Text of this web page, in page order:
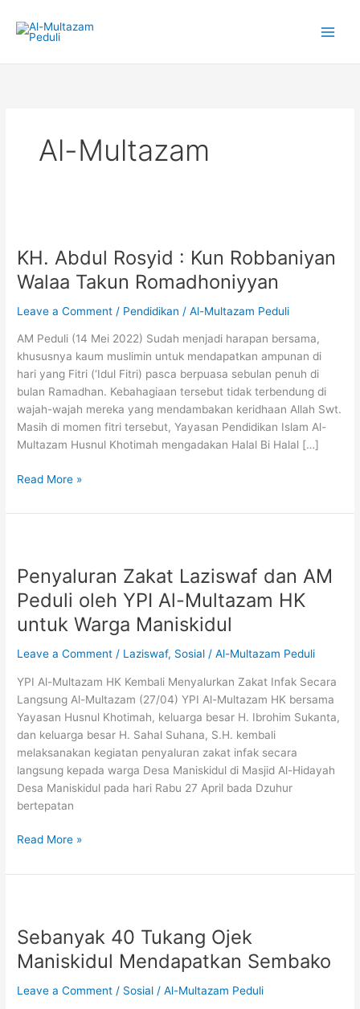
content
Al-Multazam
KH. Abdul Rosyid : Kun Robbaniyan
Walaa Takun Romadhoniyyan
Leave a Comment / Pendidikan /Al-Multazam Peduli
AM Peduli (14 Mei 2022) Sudah menjadi harapan bersama,
khususnya kaum muslimin untuk mendapatkan ampunan di
hari yang Fitri (‘Idul Fitri) pasca berpuasa sebulan penuh di
bulan Ramadhan. Kebahagiaan tersebut tidak terbendung di
wajah-wajah mereka yang mendambakan keridhaan Allah Swt.
Masih di momen fitri tersebut, Yayasan Pendidikan Islam Al-
Multazam Husnul Khotimah mengadakan Halal Bi Halal […]
Rosyid
:
Kun
Robbaniyan
Takun
Romadhoniyyan
Read More »
Penyaluran Zakat Laziswaf dan AM
Peduli oleh YPI Al-Multazam HK
untuk Warga Maniskidul
Leave a Comment / Laziswaf, Sosial /Al-Multazam Peduli
YPI Al-Multazam HK Kembali Menyalurkan Zakat Infak Secara
Langsung Al-Multazam (27/04) YPI Al-Multazam HK bersama
Yayasan Husnul Khotimah, keluarga besar H. Ibrohim Sukanta,
dan keluarga besar H. Sahal Suhana, S.H. kembali
melaksanakan kegiatan penyaluran zakat infak secara
langsung kepada warga Desa Maniskidul di Masjid Al-Hidayah
Desa Maniskidul pada hari Rabu 27 April bada Dzuhur
bertepatan
Laziswaf
dan
AM
Peduli
YPI
Al-
Multazam
HK
untuk
Warga
Maniskidul
Read More »
Sebanyak 40 Tukang Ojek
Maniskidul Mendapatkan Sembako
Leave a Comment / Sosial /Al-Multazam Peduli
Tukang
Ojek
Maniskidul
Mendapatkan